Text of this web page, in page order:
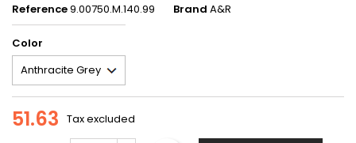
Reference9.00750.M.140.99 Brand A&R
Color
51.63 Tax excluded